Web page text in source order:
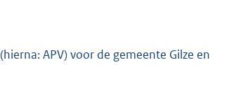
APV) voor de gemeente Gilze en